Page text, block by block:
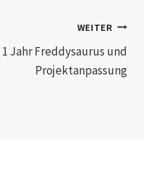
WEITER
1 Jahr Freddysaurus und
Projektanpassung